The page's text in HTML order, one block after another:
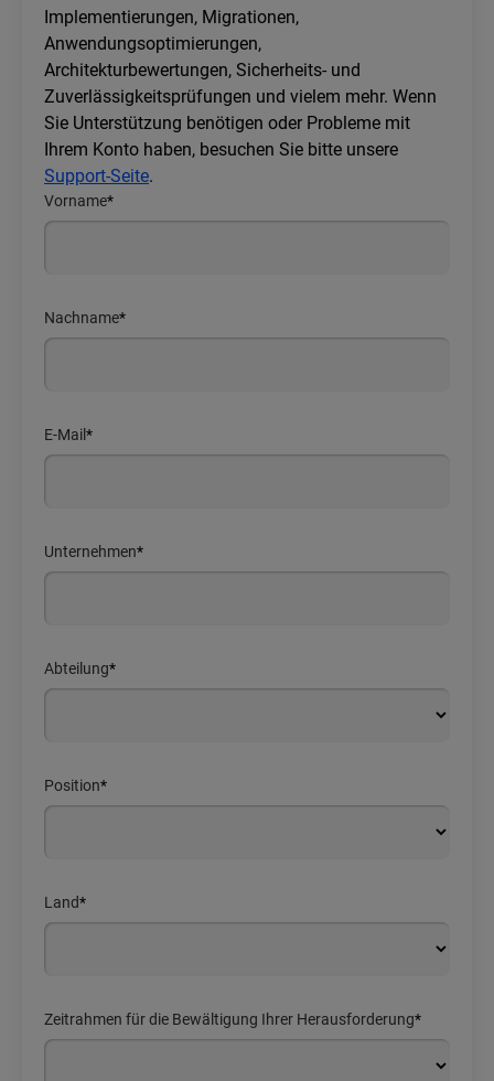
Implementierungen, Migrationen,
Anwendungsoptimierungen,
Architekturbewertungen, Sicherheits- und
Zuverlässigkeitsprüfungen und vielem mehr. Wenn
Sie Unterstützung benötigen oder Probleme mit
Ihrem Konto haben, besuchen Sie bitte unsere
Support‑Seite.
*
Vorname
*
Nachname
*
E-Mail
*
Unternehmen
*
Abteilung
*
Position
*
Land
*
Zeitrahmen für die Bewältigung Ihrer Herausforderung